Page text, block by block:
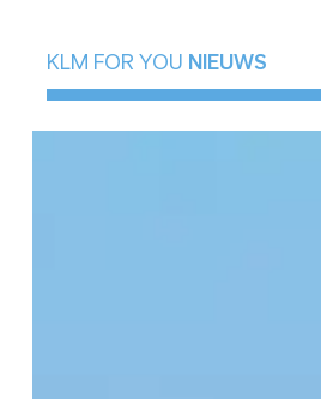
KLM FOR YOU NIEUWS